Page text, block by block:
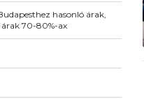
hasonló árak,
árak 70-80%-ax